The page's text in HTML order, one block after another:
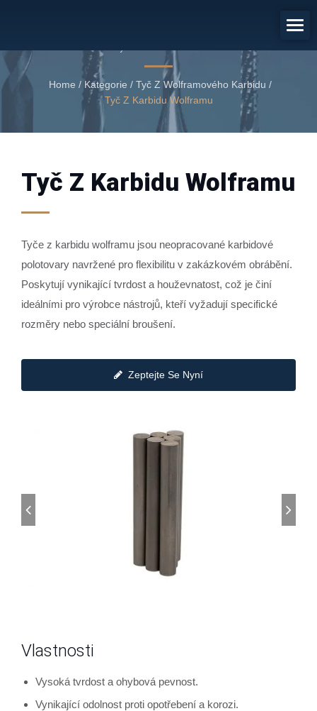
Home / Kategorie / Tyč Z Wolframového Karbidu /
Tyč Z Karbidu Wolframu
Tyč Z Karbidu Wolframu
Tyče z karbidu wolframu jsou neopracované karbidové
polotovary navržené pro flexibilitu v zakázkovém obrábění.
Poskytují vynikající tvrdost a houževnatost, což je činí
ideálními pro výrobce nástrojů, kteří vyžadují specifické
rozměry nebo speciální broušení.
Zeptejte Se Nyní
Vlastnosti
Vysoká tvrdost a ohybová pevnost.
Vynikající odolnost proti opotřebení a korozi.